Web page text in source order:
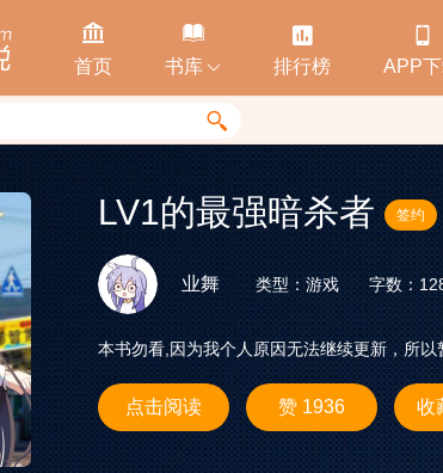

首页

书库 

排行榜

APP

LV1的最强暗杀者 签约
业舞 类型：游戏 字数：
本书勿看,因为我个人原因无法继续更新，所
点击阅读 赞 1936 收